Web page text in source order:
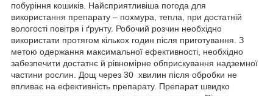
побуріння кошиків. Найсприятливіша погода для
використання препарату – похмура, тепла, при достатній
вологості повітря і ґрунту. Робочий розчин необхідно
використати протягом кількох годин після приготування. З
метою одержання максимальної ефективності, необхідно
забезпечити достатнє й рівномірне обприскування надземної
частини рослин. Дощ через 30 хвилин після обробки не
впливає на ефективність препарату. Препарат швидко